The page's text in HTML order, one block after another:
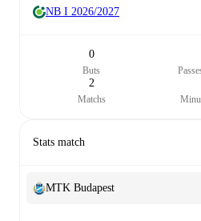
NB I 2026/2027
0
Buts
2
Matchs
Stats match
MTK Budapest